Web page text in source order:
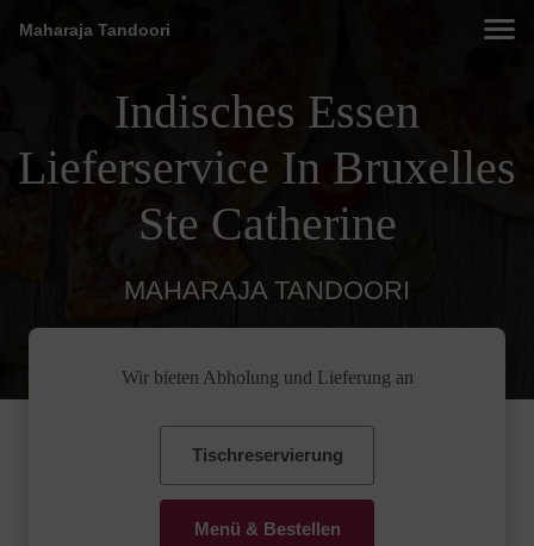
Maharaja Tandoori
Indisches Essen
Lieferservice In Bruxelles
Ste Catherine
MAHARAJA TANDOORI
Wir bieten Abholung und Lieferung an
Tischreservierung
Menü & Bestellen